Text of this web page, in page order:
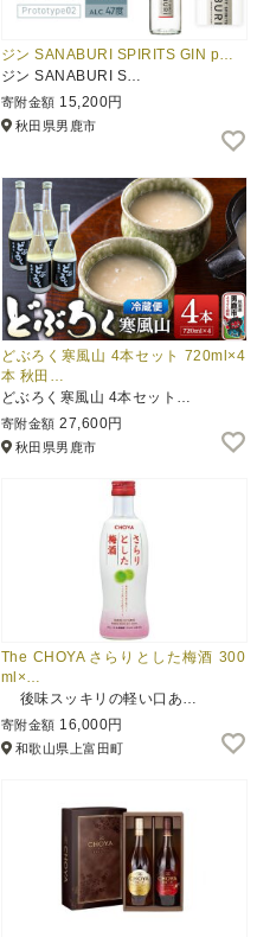
ジン SANABURI SPIRITS GIN p…
ジン SANABURI S…
寄附金額 15,200円
秋田県男鹿市
どぶろく寒風山 4本セット 720ml×4
本 秋田…
どぶろく寒風山 4本セット…
寄附金額 27,600円
秋田県男鹿市
The CHOYA さらりとした梅酒 300
ml×…
後味スッキリの軽い口あ…
寄附金額 16,000円
和歌山県上富田町